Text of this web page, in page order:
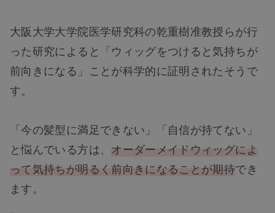
大阪大学大学院医学研究科の乾重樹准教授らが行
った研究によると「ウィッグをつけると気持ちが
前向きになる」ことが科学的に証明されたそうで
す。
「今の髪型に満足できない」「自信が持てない」
と悩んでいる方は、 オーダーメイドウィッグによ
って気持ちが明るく前向きになることが期待でき
ます。